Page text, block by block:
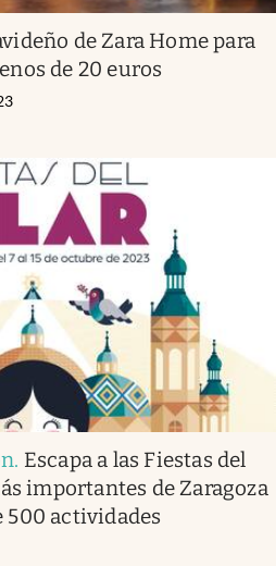
de Zara Home para
de 20 euros
. Escapa a las Fiestas del
importantes de Zaragoza
500 actividades